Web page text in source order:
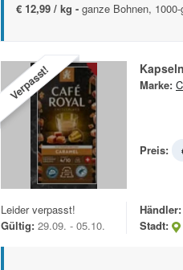
€ 12,99 / kg - ganze Bohnen,
Verpasst! Marke:
Preis:
Leider verpasst!
Gültig: 29.09. - 05.10.
Händler:
Stadt: